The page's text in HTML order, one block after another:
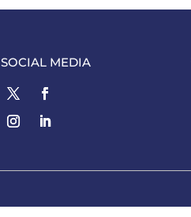
SOCIAL MEDIA